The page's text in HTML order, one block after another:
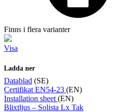
Finns i flera varianter
Visa
Ladda ner
Datablad (SE)
Certifikat EN54-23 (EN)
Installation sheet (EN)
Blixtljus – Solista Lx Tak